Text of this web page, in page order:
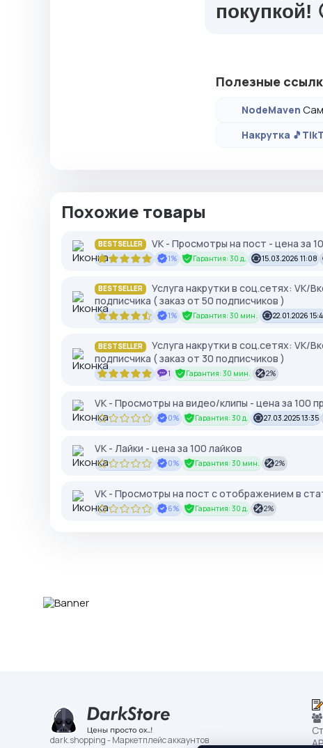
покупкой!
Полезные
NodeMaven
Накрутка
Похожие товары
BESTSELLER VK - Просмотры на пост - цена за
1% Гарантия: 30 д. 15.03.2026 11:08
BESTSELLER
Услуга накрутки в соц.сетях: VK/
подписчика ( заказ от 50 подписчиков )
1% Гарантия: 30 мин. 22.01.2026
BESTSELLER
Услуга накрутки в соц.сетях: VK/
подписчика ( заказ от 30 подписчиков )
1 Гарантия: 30 мин. 2%
VK - Просмотры на видео/клипы - цена за 100
0% Гарантия: 30 д. 27.03.2025 13:35
VK - Лайки - цена за 100 лайков
0% Гарантия: 30 мин. 2%
VK - Просмотры на пост с отображением в
6% Гарантия: 30 д. 2%
dark.shopping - Маркетплейс аккаунтов